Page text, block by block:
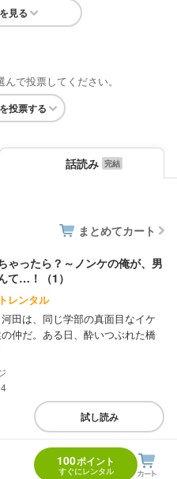
見る
で投票してください。
投票する
話読み
まとめてカート
ゃったら？～ノンケの俺が、男
て…！（1）
レンタル
田は、同じ学部の真面目なイケ
仲だ。ある日、酔いつぶれた橋
試し読み
100ポイント
すぐにレンタル